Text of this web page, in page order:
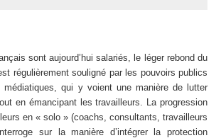
sont aujourd’hui salariés, le léger rebond du
régulièrement souligné par les pouvoirs publics
qui y voient une manière de lutter
en émancipant les travailleurs. La progression
en « solo » (coachs, consultants, travailleurs
sur la manière d’intégrer la protection